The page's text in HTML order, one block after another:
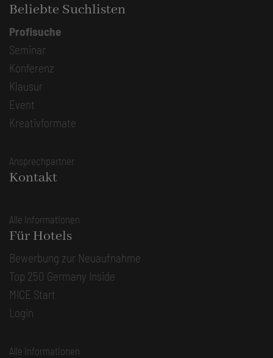
Beliebte Suchlisten
Profisuche
Seminar
Konferenz
Klausur
Event
Kreativformate
Ansprechpartner
Kontakt
Alle Informationen
Für Hotels
Bewerbung zur Neuaufnahme
Top 250 Germany Inside
MICE Start
Login
Alle Informationen